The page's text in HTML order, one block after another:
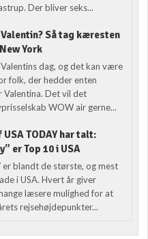
Der bliver seks...
Så tag kæresten
York
dag, og det kan være
folk, der hedder enten
Valentina. Det vil det
WOW air gerne...
TODAY har talt:
er Top 10 i USA
er blandt de største, og mest
i USA. Hvert år giver
læsere mulighed for at
rejsehøjdepunkter...